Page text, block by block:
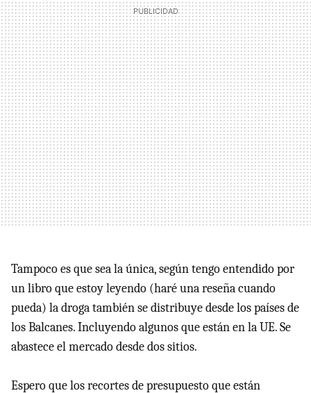
Tampoco es que sea la única, según tengo entendido por
un libro que estoy leyendo (haré una reseña cuando
pueda) la droga también se distribuye desde los países de
los Balcanes. Incluyendo algunos que están en la UE. Se
abastece el mercado desde dos sitios.
Espero que los recortes de presupuesto que están